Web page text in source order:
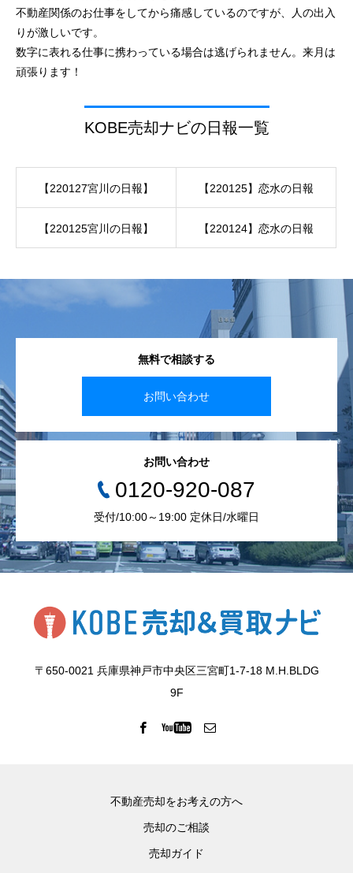
不動産関係のお仕事をしてから痛感しているのですが、人の出入
りが激しいです。
数字に表れる仕事に携わっている場合は逃げられません。来月は
頑張ります！
KOBE売却ナビの日報一覧
【220127宮川の日報】 【220125】恋水の日報
【220125宮川の日報】 【220124】恋水の日報
無料で相談する
お問い合わせ
お問い合わせ
0120-920-087
受付/10:00～19:00 定休日/水曜日
〒650-0021 兵庫県神戸市中央区三宮町1-7-18 M.H.BLDG
9F
不動産売却をお考えの方へ
売却のご相談
売却ガイド